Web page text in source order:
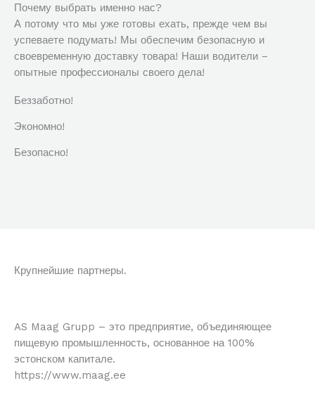
Почему выбрать именно нас?
А потому что мы уже готовы ехать, прежде чем вы
успеваете подумать! Мы обеспечим безопасную и
своевременную доставку товара! Наши водители –
опытные профессионалы своего дела!
Беззаботно!
Экономно!
Безопасно!
Крупнейшие партнеры.
AS Maag Grupp – это предприятие, объединяющее
пищевую промышленность, основанное на 100%
эстонском капитале.
https://www.maag.ee